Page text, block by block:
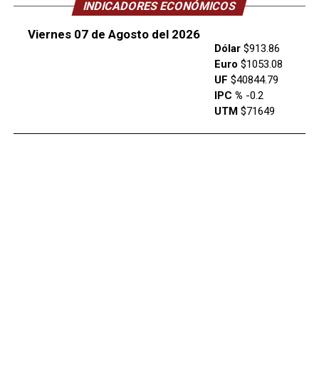
INDICADORES ECONÓMICOS
Viernes 07 de Agosto del 2026
Dólar$913.86
Euro $1053.08
UF $40844.79
IPC % -0.2
UTM $71649